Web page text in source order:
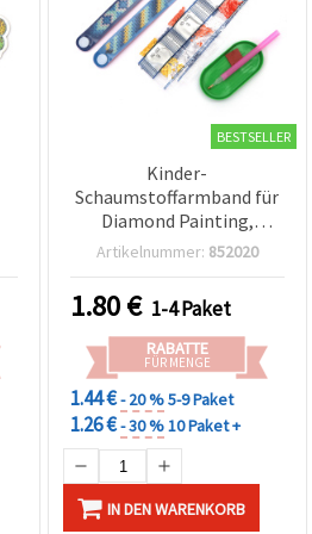
BESTSELLER
Kinder-
Schaumstoffarmband für
Diamond Painting,
gemischte Farben, 2 x 20
Artikelnummer: 852020
1.80€ 1-4 Paket
RABATTE
FÜR MENGE
1.44 €- 20 %5-9 Paket
1.26 €- 30 %10 Paket +
IN DEN WARENKORB